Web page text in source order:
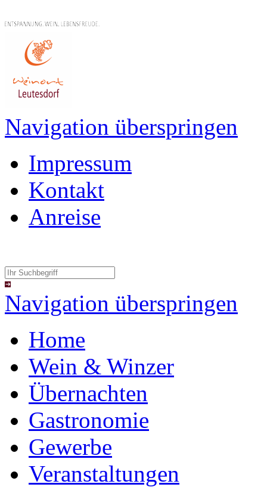
Navigation überspringen
Impressum
Kontakt
Anreise
Navigation überspringen
Home
Wein & Winzer
Übernachten
Gastronomie
Gewerbe
Veranstaltungen